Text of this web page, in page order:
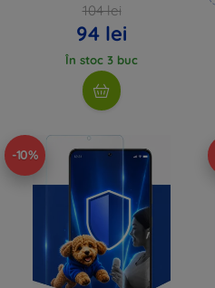
104 lei
94 lei
În stoc 3 buc
-10%